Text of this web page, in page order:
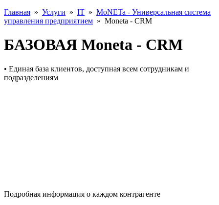
Главная » Услуги » IT » MoNETa - Универсальная система
управления предприятием » Moneta - CRM
БАЗОВАЯ Moneta - CRM
• Единая база клиентов, доступная всем сотрудникам и
подразделениям
Подробная информация о каждом контрагенте